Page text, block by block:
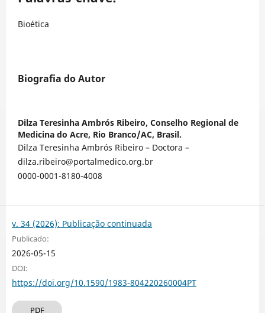
Bioética
Biografia do Autor
Dilza Teresinha Ambrós Ribeiro, Conselho Regional de
Medicina do Acre, Rio Branco/AC, Brasil.
Dilza Teresinha Ambrós Ribeiro – Doctora –
dilza.ribeiro@portalmedico.org.br
0000-0001-8180-4008
v. 34 (2026): Publicação continuada
Publicado:
2026-05-15
DOI:
https://doi.org/10.1590/1983-804220260004PT
PDF